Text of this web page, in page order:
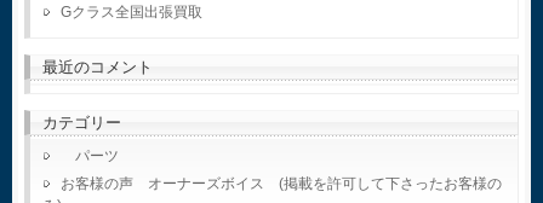
Gクラス全国出張買取
最近のコメント
カテゴリー
パーツ
お客様の声 オーナーズボイス (掲載を許可して下さったお客様の